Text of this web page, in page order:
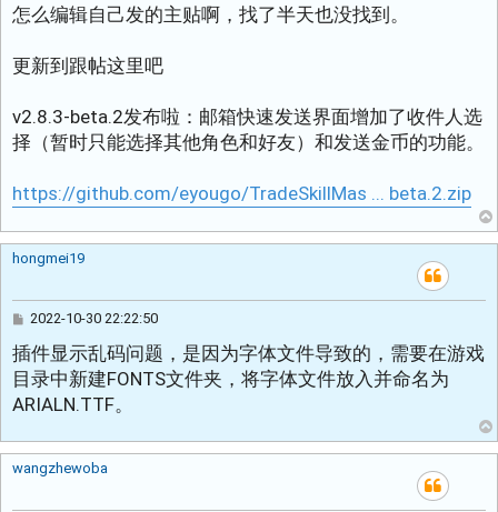
怎么编辑自己发的主贴啊，找了半天也没找到。
更新到跟帖这里吧
v2.8.3-beta.2发布啦：邮箱快速发送界面增加了收件人选
择（暂时只能选择其他角色和好友）和发送金币的功能。
https://github.com/eyougo/TradeSkillMas ... beta.2.zip
hongmei19
帖
2022-10-30 22:22:50
插件显示乱码问题，是因为字体文件导致的，需要在游戏
目录中新建FONTS文件夹，将字体文件放入并命名为
ARIALN.TTF。
wangzhewoba